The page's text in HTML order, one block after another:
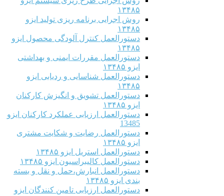
۱۳۴۸۵
روش اجرایی برنامه ریزی تولید ایزو
۱۳۴۸۵
دستورالعمل کنترل آلودگی محصول ایزو
۱۳۴۸۵
دستورالعمل مقررات ایمنی و بهداشتی
ایزو ۱۳۴۸۵
دستورالعمل شناسایی و ردیابی ایزو
۱۳۴۸۵
دستورالعمل تشویق و انگیزش کارکنان
ایزو ۱۳۴۸۵
دستورالعمل ارزیابی عملکرد کارکنان ایزو
13485
دستورالعمل رضایت و شکایت مشتری
ایزو ۱۳۴۸۵
دستورالعمل استریل ایزو ۱۳۴۸۵
دستورالعمل کالیبراسیون ایزو ۱۳۴۸۵
دستورالعمل انبارش،حمل و نقل و بسته
بندی ایزو ۱۳۴۸۵
دستورالعمل ارزیابی تامین کنندگان ایزو